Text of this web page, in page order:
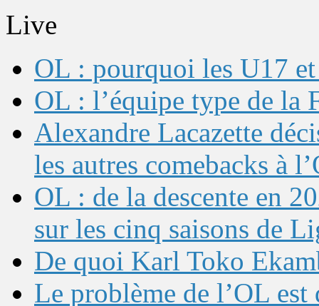
Live
OL : pourquoi les U17
OL : l’équipe type de la
Alexandre Lacazette
les autres comebacks à
OL : de la descente en
sur les cinq saisons de
De quoi Karl Toko
Le problème de l’OL